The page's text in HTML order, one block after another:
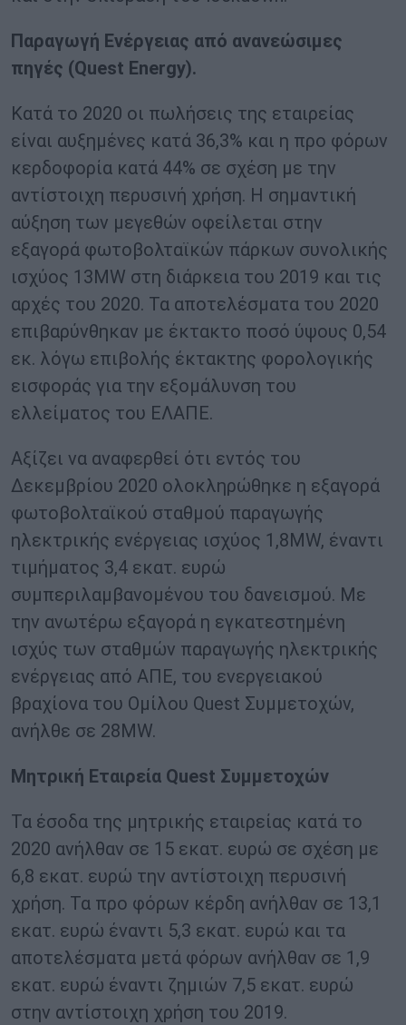
Παραγωγή Ενέργειας από ανανεώσιμες
πηγές (Quest Energy).
Κατά το 2020 οι πωλήσεις της εταιρείας
είναι αυξημένες κατά 36,3% και η προ φόρων
κερδοφορία κατά 44% σε σχέση με την
αντίστοιχη περυσινή χρήση. Η σημαντική
αύξηση των μεγεθών οφείλεται στην
εξαγορά φωτοβολταϊκών πάρκων συνολικής
ισχύος 13MW στη διάρκεια του 2019 και τις
αρχές του 2020. Τα αποτελέσματα του 2020
επιβαρύνθηκαν με έκτακτο ποσό ύψους 0,54
εκ. λόγω επιβολής έκτακτης φορολογικής
εισφοράς για την εξομάλυνση του
ελλείματος του ΕΛΑΠΕ.
Αξίζει να αναφερθεί ότι εντός του
Δεκεμβρίου 2020 ολοκληρώθηκε η εξαγορά
φωτοβολταϊκού σταθμού παραγωγής
ηλεκτρικής ενέργειας ισχύος 1,8MW, έναντι
τιμήματος 3,4 εκατ. ευρώ
συμπεριλαμβανομένου του δανεισμού. Με
την ανωτέρω εξαγορά η εγκατεστημένη
ισχύς των σταθμών παραγωγής ηλεκτρικής
ενέργειας από ΑΠΕ, του ενεργειακού
βραχίονα του Ομίλου Quest Συμμετοχών,
ανήλθε σε 28MW.
Μητρική Εταιρεία Quest Συμμετοχών
Τα έσοδα της μητρικής εταιρείας κατά το
2020 ανήλθαν σε 15 εκατ. ευρώ σε σχέση με
6,8 εκατ. ευρώ την αντίστοιχη περυσινή
χρήση. Τα προ φόρων κέρδη ανήλθαν σε 13,1
εκατ. ευρώ έναντι 5,3 εκατ. ευρώ και τα
αποτελέσματα μετά φόρων ανήλθαν σε 1,9
εκατ. ευρώ έναντι ζημιών 7,5 εκατ. ευρώ
στην αντίστοιχη χρήση του 2019.